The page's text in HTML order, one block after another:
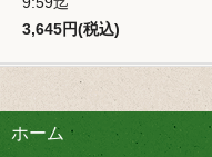
3,645円(税込)
ホーム